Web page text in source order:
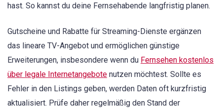
hast. So kannst du deine Fernsehabende langfristig planen.
Gutscheine und Rabatte für Streaming-Dienste ergänzen
das lineare TV-Angebot und ermöglichen günstige
Erweiterungen, insbesondere wenn du Fernsehen kostenlos
über legale Internetangebote nutzen möchtest. Sollte es
Fehler in den Listings geben, werden Daten oft kurzfristig
aktualisiert. Prüfe daher regelmäßig den Stand der